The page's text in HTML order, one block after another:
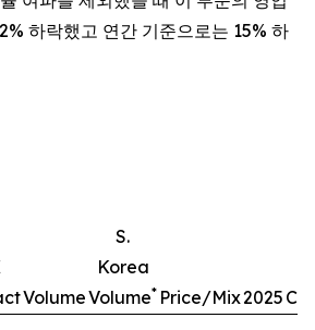
하락했고 연간 기준으로는 15% 하
Volume
S.
Korea
Volume* Price/Mix2025